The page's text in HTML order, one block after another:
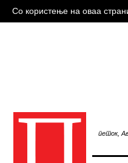
Со користење на оваа
петок,